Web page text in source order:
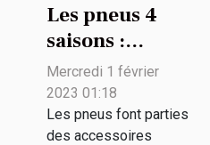
Les pneus 4
saisons :
pourquoi
opter pour ce
choix ?
Mercredi 1 février
2023 01:18
Les pneus font parties
des accessoires